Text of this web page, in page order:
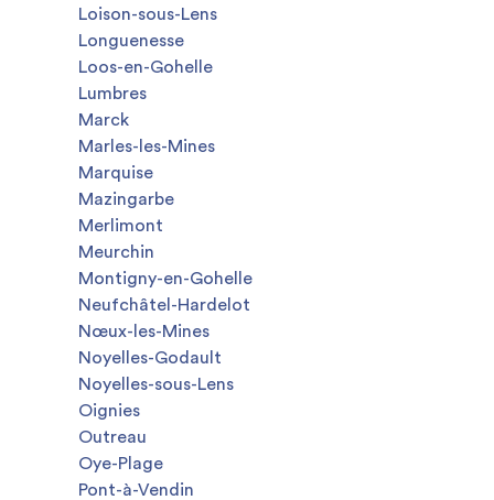
Loison-sous-Lens
Longuenesse
Loos-en-Gohelle
Lumbres
Marck
Marles-les-Mines
Marquise
Mazingarbe
Merlimont
Meurchin
Montigny-en-Gohelle
Neufchâtel-Hardelot
Nœux-les-Mines
Noyelles-Godault
Noyelles-sous-Lens
Oignies
Outreau
Oye-Plage
Pont-à-Vendin